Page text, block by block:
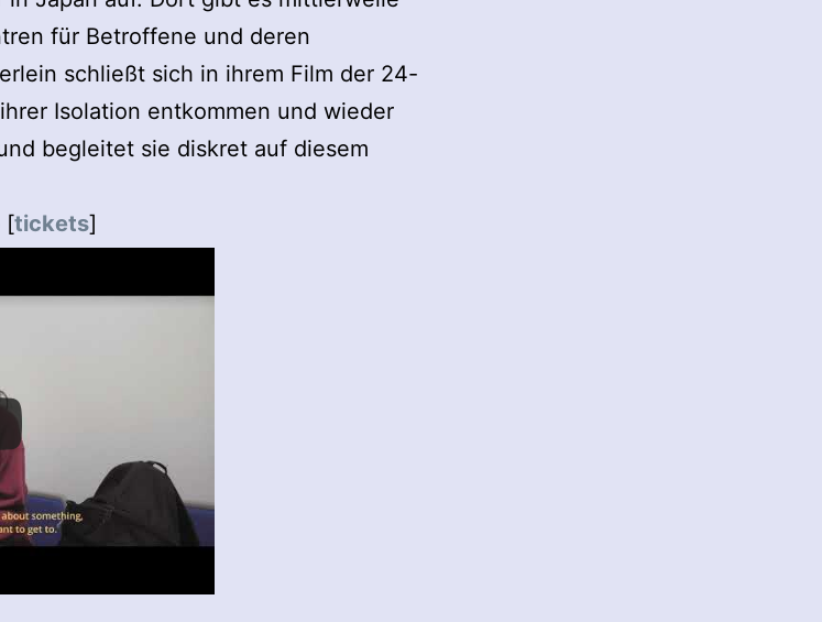
für Betroffene und deren
schließt sich in ihrem Film der 24-
Isolation entkommen und wieder
begleitet sie diskret auf diesem
[tickets]